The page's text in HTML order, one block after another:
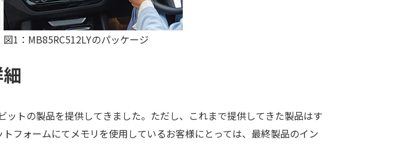
図1：MB85RC512LYのパッケージ
トの製品を提供してきました。ただし、これまで提供してきた製品はす
フォームにてメモリを使用しているお客様にとっては、最終製品のイン